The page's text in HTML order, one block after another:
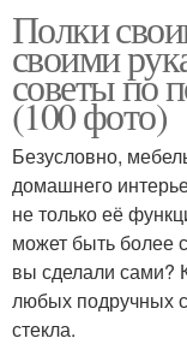
Полки
своими
советы по
(100 фото)
Безусловно,
домашнего
не только её
может быть более
вы сделали сами?
любых подручных
стекла.